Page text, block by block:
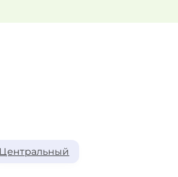
Центральный